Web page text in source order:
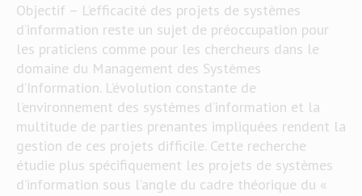
Objectif – L’efficacité des projets de systèmes
d’information reste un sujet de préoccupation pour
les praticiens comme pour les chercheurs dans le
domaine du Management des Systèmes
d’Information. L’évolution constante de
l’environnement des systèmes d’information et la
multitude de parties prenantes impliquées rendent la
gestion de ces projets difficile. Cette recherche
étudie plus spécifiquement les projets de systèmes
d’information sous l’angle du cadre théorique du «